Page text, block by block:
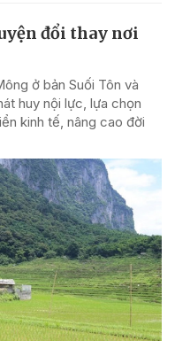
đổi thay nơi
ở bản Suối Tôn và
huy nội lực, lựa chọn
kinh tế, nâng cao đời